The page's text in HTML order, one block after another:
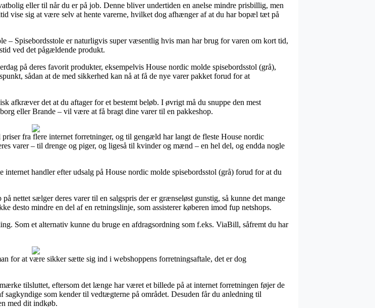
eller til når du er på job. Denne bliver undertiden en anelse mindre prisbillig, men
vise sig at være selv at hente varerne, hvilket dog afhænger af at du har bopæl tæt på
– Spisebordsstole er naturligvis super væsentlig hvis man har brug for varen om kort tid,
ved det pågældende produkt.
på deres favorit produkter, eksempelvis House nordic molde spisebordsstol (grå),
sådan at de med sikkerhed kan nå at få de nye varer pakket forud for at
afkræver det at du aftager for et bestemt beløb. I øvrigt må du snuppe den mest
eller Brande – vil være at få bragt dine varer til en pakkeshop.
fra flere internet forretninger, og til gengæld har langt de fleste House nordic
varer – til drenge og piger, og ligeså til kvinder og mænd – en hel del, og endda nogle
handler efter udsalg på House nordic molde spisebordsstol (grå) forud for at du
nettet sælger deres varer til en salgspris der er grænseløst gunstig, så kunne det mange
desto mindre en del af en retningslinje, som assisterer køberen imod fup netshops.
Som et alternativ kunne du bruge en afdragsordning som f.eks. ViaBill, såfremt du har
for at være sikker sætte sig ind i webshoppens forretningsaftale, det er dog
tilsluttet, eftersom det længe har været et billede på at internet forretningen føjer de
som kender til vedtægterne på området. Desuden får du anledning til
med dit indkøb.